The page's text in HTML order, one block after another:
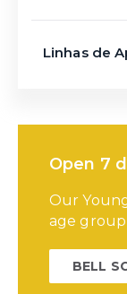
Linhas de
Open 7
Our
age
BELL